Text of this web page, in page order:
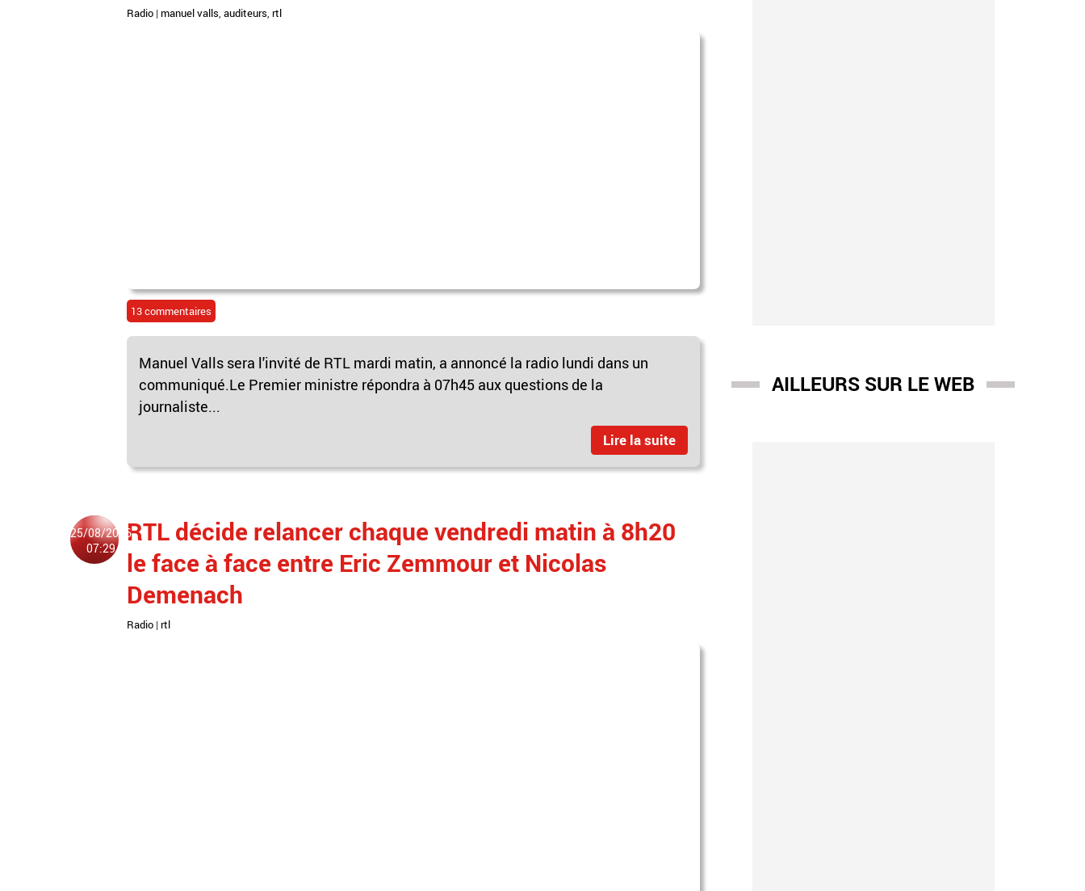
Radio | manuel valls auditeurs rtl
13 commentaires
Manuel Valls sera l'invité de RTL mardi matin, a annoncé la radio lundi dans un
communiqué.Le Premier ministre répondra à 07h45 aux questions de la
journaliste...
Lire la suite
25/08/2016
07:29
RTL décide relancer chaque vendredi matin à 8h20
le face à face entre Eric Zemmour et Nicolas
Demenach
Radio | rtl
AILLEURS SUR LE WEB